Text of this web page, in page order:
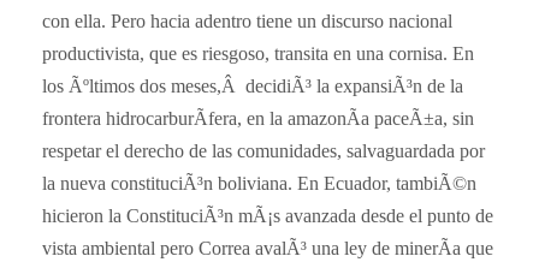
con ella. Pero hacia adentro tiene un discurso nacional
productivista, que es riesgoso, transita en una cornisa. En
los Ãºltimos dos meses,Â decidiÃ³ la expansiÃ³n de la
frontera hidrocarburÃ­fera, en la amazonÃ­a paceÃ±a, sin
respetar el derecho de las comunidades, salvaguardada por
la nueva constituciÃ³n boliviana. En Ecuador, tambiÃ©n
hicieron la ConstituciÃ³n mÃ¡s avanzada desde el punto de
vista ambiental pero Correa avalÃ³ una ley de minerÃ­a que